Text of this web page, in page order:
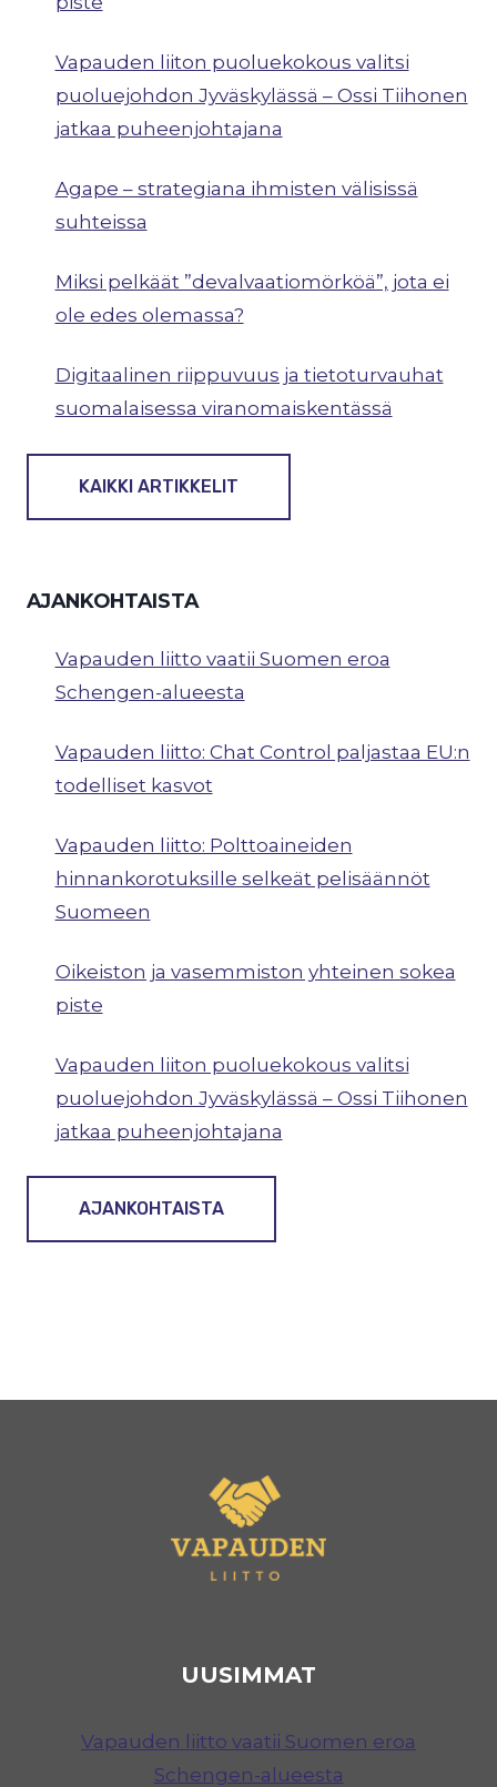
Vapauden liiton puoluekokous valitsi
puoluejohdon Jyväskylässä – Ossi Tiihonen
jatkaa puheenjohtajana
Agape – strategiana ihmisten välisissä
suhteissa
Miksi pelkäät ”devalvaatiomörköä”, jota ei
ole edes olemassa?
Digitaalinen riippuvuus ja tietoturvauhat
suomalaisessa viranomaiskentässä
KAIKKI ARTIKKELIT
AJANKOHTAISTA
Vapauden liitto vaatii Suomen eroa
Schengen-alueesta
Vapauden liitto: Chat Control paljastaa EU:n
todelliset kasvot
Vapauden liitto: Polttoaineiden
hinnankorotuksille selkeät pelisäännöt
Suomeen
Oikeiston ja vasemmiston yhteinen sokea
piste
Vapauden liiton puoluekokous valitsi
puoluejohdon Jyväskylässä – Ossi Tiihonen
jatkaa puheenjohtajana
AJANKOHTAISTA
UUSIMMAT
Vapauden liitto vaatii Suomen eroa
Schengen-alueesta